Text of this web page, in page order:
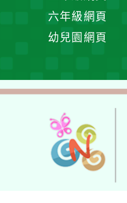
六年級網頁
幼兒園網頁